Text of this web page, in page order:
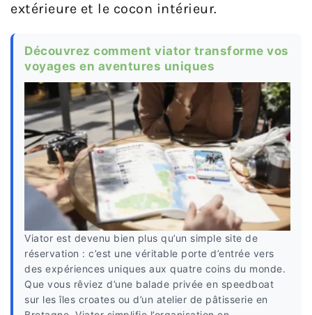
extérieure et le cocon intérieur.
Découvrez comment viator transforme vos
voyages en aventures uniques
Viator est devenu bien plus qu’un simple site de
réservation : c’est une véritable porte d’entrée vers
des expériences uniques aux quatre coins du monde.
Que vous rêviez d’une balade privée en speedboat
sur les îles croates ou d’un atelier de pâtisserie en